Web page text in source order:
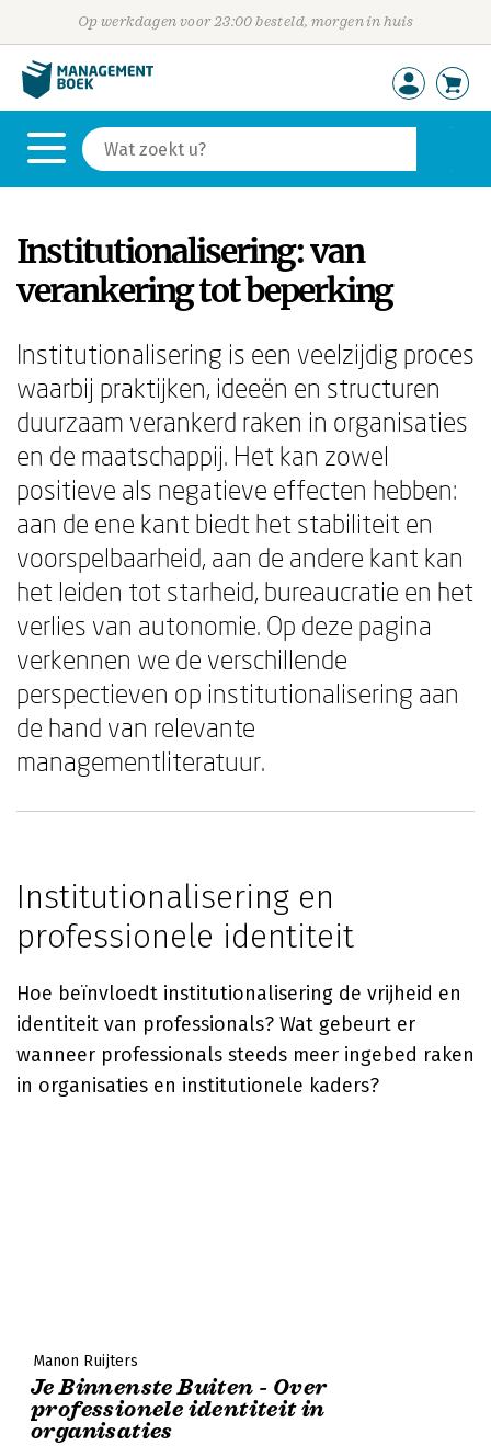
Op werkdagen voor 23:00 besteld, morgen in huis
Institutionalisering: van
verankering tot beperking
Institutionalisering is een veelzijdig proces
waarbij praktijken, ideeën en structuren
duurzaam verankerd raken in organisaties
en de maatschappij. Het kan zowel
positieve als negatieve effecten hebben:
aan de ene kant biedt het stabiliteit en
voorspelbaarheid, aan de andere kant kan
het leiden tot starheid, bureaucratie en het
verlies van autonomie. Op deze pagina
verkennen we de verschillende
perspectieven op institutionalisering aan
de hand van relevante
managementliteratuur.
Institutionalisering en
professionele identiteit
Hoe beïnvloedt institutionalisering de vrijheid en
identiteit van professionals? Wat gebeurt er
wanneer professionals steeds meer ingebed raken
in organisaties en institutionele kaders?
Manon Ruijters
Je Binnenste Buiten - Over
professionele identiteit in
organisaties